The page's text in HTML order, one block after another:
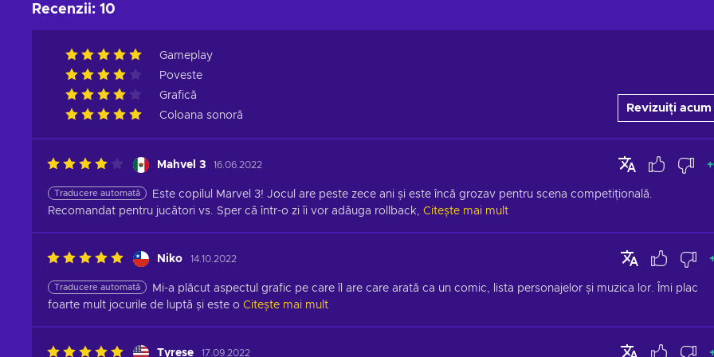
Recenzii: 10
Gameplay
Poveste
Grafică
Coloana sonoră
Revizuiți acum
Mahvel 3 16.06.2022 +
Traducere automată
Este copilul Marvel 3! Jocul are peste zece ani și este încă grozav pentru scena competițională.
Recomandat pentru jucători vs. Sper că într-o zi îi vor adăuga rollback, Citește mai mult
Niko 14.10.2022
Traducere automată
Mi-a plăcut aspectul grafic pe care îl are care arată ca un comic, lista personajelor și muzica lor. Îmi plac
foarte mult jocurile de luptă și este o Citește mai mult
Tyrese 17.09.2022